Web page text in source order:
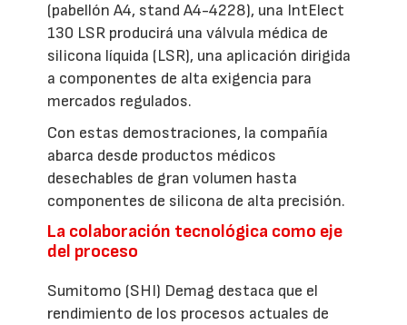
(pabellón A4, stand A4-4228), una IntElect
130 LSR producirá una válvula médica de
silicona líquida (LSR), una aplicación dirigida
a componentes de alta exigencia para
mercados regulados.
Con estas demostraciones, la compañía
abarca desde productos médicos
desechables de gran volumen hasta
componentes de silicona de alta precisión.
La colaboración tecnológica como eje
del proceso
Sumitomo (SHI) Demag destaca que el
rendimiento de los procesos actuales de